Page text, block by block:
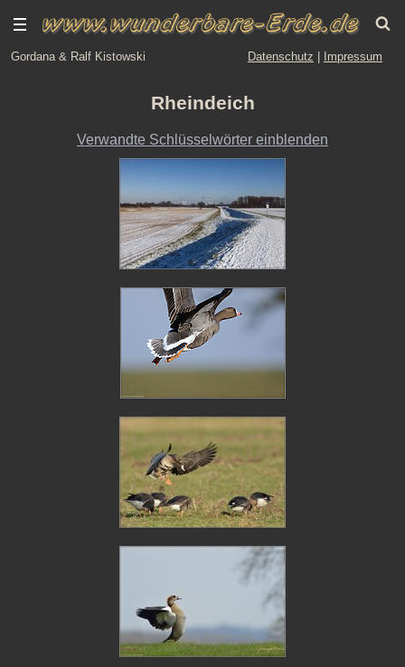
Gordana & Ralf Kistowski Datenschutz Impressum
Rheindeich
Verwandte Schlüsselwörter einblenden